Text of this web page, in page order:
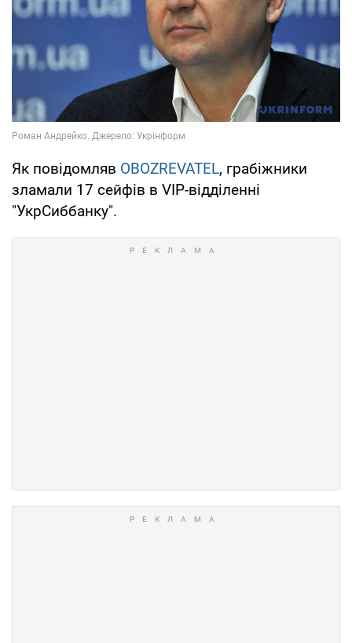
Як повідомляв OBOZREVATEL, грабіжники
зламали 17 сейфів в VIP-відділенні
"УкрСиббанку".